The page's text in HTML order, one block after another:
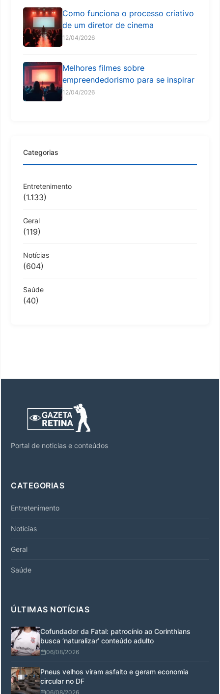
Como funciona o processo criativo
de um diretor de cinema
12/04/2026
Melhores filmes sobre
empreendedorismo para se inspirar
12/04/2026
Categorias
Entretenimento
(1.133)
Geral
(119)
Notícias
(604)
Saúde
(40)
Portal de noticias e conteúdos
CATEGORIAS
Entretenimento
Notícias
Geral
Saúde
ÚLTIMAS NOTÍCIAS
Cofundador da Fatal: patrocínio ao Corinthians
busca ‘naturalizar’ conteúdo adulto
06/08/2026
Pneus velhos viram asfalto e geram economia
circular no DF
06/08/2026